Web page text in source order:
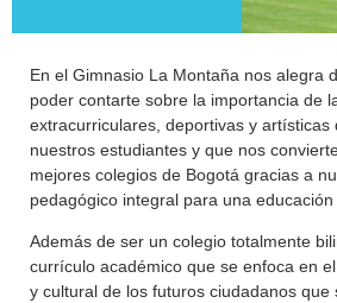
En el Gimnasio La Montaña nos alegra
poder contarte sobre la importancia de
extracurriculares, deportivas y artísticas
nuestros estudiantes y que nos
mejores colegios de Bogotá gracias a
pedagógico integral para una educación
Además de ser un colegio totalmente
currículo académico que se enfoca en
y cultural de los futuros ciudadanos que